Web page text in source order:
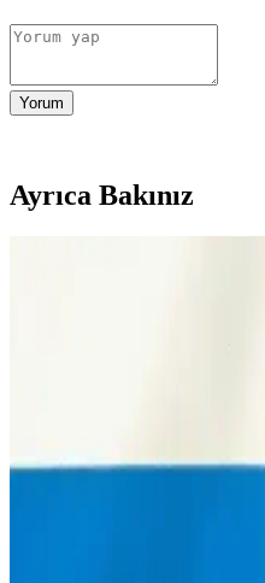
Yorum
Ayrıca Bakınız
Bursa'da 2025 itibarıyla metro ve
Mesafe Bilgileri